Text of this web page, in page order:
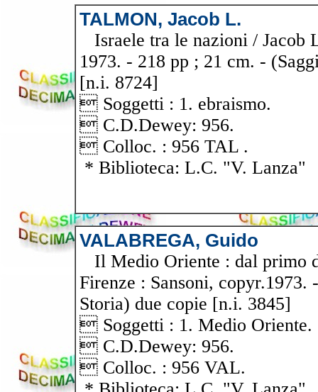
TALMON, Jacob L.
Israele tra le nazioni / Jacob
1973. - 218 pp ; 21 cm. -
[n.i. 8724]
 Soggetti : 1. ebraismo.
 C.D.Dewey: 956.
 Colloc. : 956 TAL .
* Biblioteca: L.C. "V. Lanza"
VALABREGA, Guido
Il Medio Oriente : dal primo
Firenze : Sansoni, copyr.1973.
Storia) due copie [n.i. 3845]
 Soggetti : 1. Medio Oriente.
 C.D.Dewey: 956.
 Colloc. : 956 VAL.